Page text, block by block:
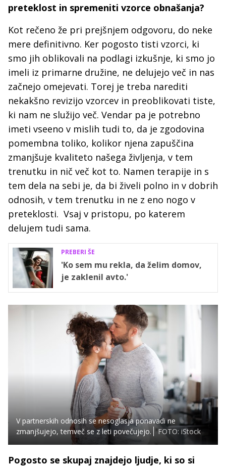
preteklost in spremeniti vzorce obnašanja?
Kot rečeno že pri prejšnjem odgovoru, do neke
mere definitivno. Ker pogosto tisti vzorci, ki
smo jih oblikovali na podlagi izkušnje, ki smo jo
imeli iz primarne družine, ne delujejo več in nas
začnejo omejevati. Torej je treba narediti
nekakšno revizijo vzorcev in preoblikovati tiste,
ki nam ne služijo več. Vendar pa je potrebno
imeti vseeno v mislih tudi to, da je zgodovina
pomembna toliko, kolikor njena zapuščina
zmanjšuje kvaliteto našega življenja, v tem
trenutku in nič več kot to. Namen terapije in s
tem dela na sebi je, da bi živeli polno in v dobrih
odnosih, v tem trenutku in ne z eno nogo v
preteklosti. Vsaj v pristopu, po katerem
delujem tudi sama.
PREBERI ŠE
'Ko sem mu rekla, da želim domov,
je zaklenil avto.'
V partnerskih odnosih se nesoglasja ponavadi ne
zmanjšujejo, temveč se z leti povečujejo.
FOTO: iStock
Pogosto se skupaj znajdejo ljudje, ki so si